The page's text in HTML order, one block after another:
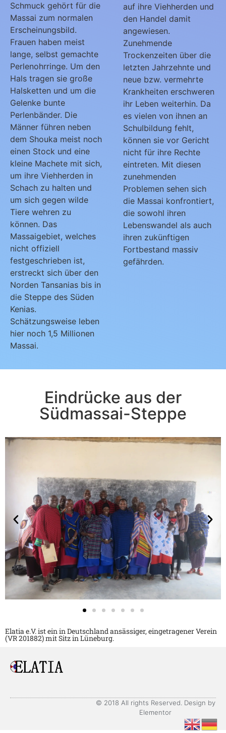
Schmuck gehört für die
Massai zum normalen
Erscheinungsbild.
Frauen haben meist
lange, selbst gemachte
Perlenohrringe. Um den
Hals tragen sie große
Halsketten und um die
Gelenke bunte
Perlenbänder. Die
Männer führen neben
dem Shouka meist noch
einen Stock und eine
kleine Machete mit sich,
um ihre Viehherden in
Schach zu halten und
um sich gegen wilde
Tiere wehren zu
können. Das
Massaigebiet, welches
nicht offiziell
festgeschrieben ist,
erstreckt sich über den
Norden Tansanias bis in
die Steppe des Süden
Kenias.
Schätzungsweise leben
hier noch 1,5 Millionen
Massai.
auf ihre Viehherden und
den Handel damit
angewiesen.
Zunehmende
Trockenzeiten über die
letzten Jahrzehnte und
neue bzw. vermehrte
Krankheiten erschweren
ihr Leben weiterhin. Da
es vielen von ihnen an
Schulbildung fehlt,
können sie vor Gericht
nicht für ihre Rechte
eintreten. Mit diesen
zunehmenden
Problemen sehen sich
die Massai konfrontiert,
die sowohl ihren
Lebenswandel als auch
ihren zukünftigen
Fortbestand massiv
gefährden.
Eindrücke aus der
Südmassai-Steppe
Elatia e.V. ist ein in Deutschland ansässiger, eingetragener Verein
(VR 201882) mit Sitz in Lüneburg.
© 2018 All rights Reserved. Design by
Elementor